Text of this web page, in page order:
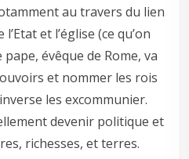
au travers du lien
et l’église (ce qu’on
évêque de Rome, va
et nommer les rois
les excommunier.
devenir politique et
richesses, et terres.